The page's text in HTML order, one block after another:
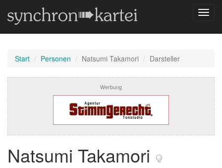
Start Personen Natsumi Takamori Darsteller
Werbung
Natsumi Takamori